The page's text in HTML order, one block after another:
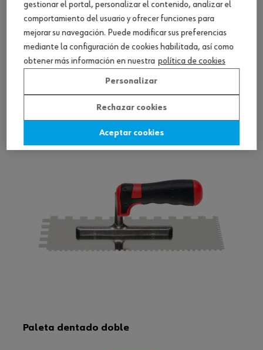
Paleta dentada con empuñadura de madera
Paleta dentado doble
gestionar el portal, personalizar el contenido, analizar el
comportamiento del usuario y ofrecer funciones para
mejorar su navegación. Puede modificar sus preferencias
mediante la configuración de cookies habilitada, así como
obtener más información en nuestra política de cookies
Personalizar
Rechazar cookies
Aceptar cookies